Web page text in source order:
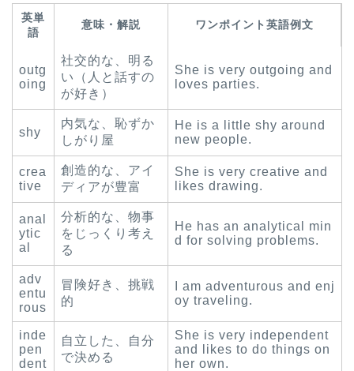
英単
語
意味・解説 ワンポイント英語例文
outg
oing
社交的な、明る
い（人と話すの
が好き）
She is very outgoing and
loves parties.
shy
内気な、恥ずか
しがり屋
He is a little shy around
new people.
crea
tive
創造的な、アイ
ディアが豊富
She is very creative and
likes drawing.
anal
ytic
al
分析的な、物事
をじっくり考え
る
He has an analytical min
d for solving problems.
adv
entu
rous
冒険好き、挑戦
的
I am adventurous and enj
oy traveling.
inde
pen
dent
自立した、自分
で決める
She is very independent
and likes to do things on
her own.